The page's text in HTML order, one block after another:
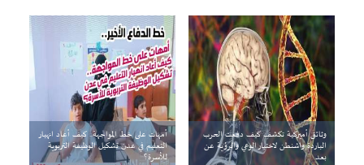
وثائق أميركية تكشف كيف دفعت الحرب
الباردة واشنطن لاختبار الوعي والرؤية عن
بعد
أمهات على خط المواجهة.. كيف أعاد انهيار
التعليم في عدن تشكيل الوظيفة التربوية
للأسرة؟